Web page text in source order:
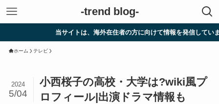
-trend blog-
当サイトは、海外在住者の方に向けて情報を発信しています。
ホーム テレビ
小西桜子の高校・大学は?wiki風プ
ロフィール|出演ドラマ情報も
2024
5/04